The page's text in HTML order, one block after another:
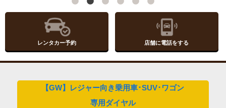
レンタカー予約 店舗に電話をする
【GW】レジャー向き乗用車･SUV･ワゴン
専用ダイヤル